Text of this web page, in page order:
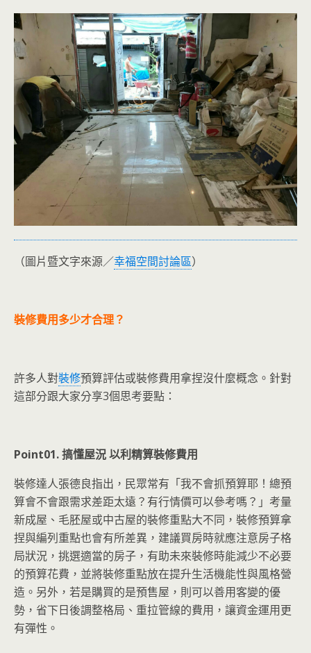
（圖片暨文字來源／幸福空間討論區）
裝修費用多少才合理？
許多人對裝修預算評估或裝修費用拿捏沒什麼概念。針對
這部分跟大家分享3個思考要點：
Point01. 搞懂屋況 以利精算裝修費用
裝修達人張德良指出，民眾常有「我不會抓預算耶！總預
算會不會跟需求差距太遠？有行情價可以參考嗎？」考量
新成屋、毛胚屋或中古屋的裝修重點大不同，裝修預算拿
捏與編列重點也會有所差異，建議買房時就應注意房子格
局狀況，挑選適當的房子，有助未來裝修時能減少不必要
的預算花費，並將裝修重點放在提升生活機能性與風格營
造。另外，若是購買的是預售屋，則可以善用客變的優
勢，省下日後調整格局、重拉管線的費用，讓資金運用更
有彈性。